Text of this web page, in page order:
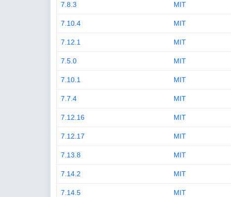
7.8.3 MIT
7.10.4 MIT
7.12.1 MIT
7.5.0 MIT
7.10.1 MIT
7.7.4 MIT
7.12.16 MIT
7.12.17 MIT
7.13.8 MIT
7.14.2 MIT
7.14.5 MIT